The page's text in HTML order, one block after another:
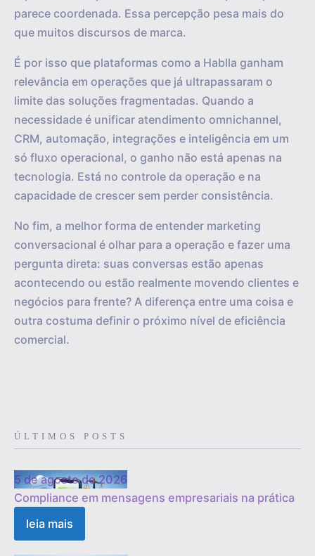
parece coordenada. Essa percepção pesa mais do
que muitos discursos de marca.
É por isso que plataformas como a Hablla ganham
relevância em operações que já ultrapassaram o
limite das soluções fragmentadas. Quando a
necessidade é unificar atendimento omnichannel,
CRM, automação, integrações e inteligência em um
só fluxo operacional, o ganho não está apenas na
tecnologia. Está no controle da operação e na
capacidade de crescer sem perder consistência.
No fim, a melhor forma de entender marketing
conversacional é olhar para a operação e fazer uma
pergunta direta: suas conversas estão apenas
acontecendo ou estão realmente movendo clientes e
negócios para frente? A diferença entre uma coisa e
outra costuma definir o próximo nível de eficiência
comercial.
ÚLTIMOS POSTS
5 de agosto de 2026
Compliance em mensagens empresariais na prática
leia mais